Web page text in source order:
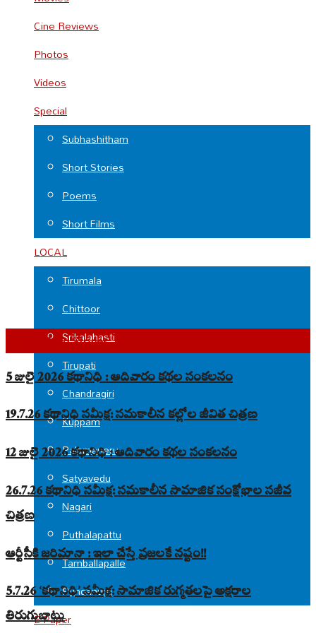
Cine Reviews
Photos
Videos
Special
Subhashitham
Short Stories
Poems
Short Films
LOCAL
Tirumala
Chittoor
Srikalahasti
Tirupati
Chandragiri
Kuppam
Palamaneru
Satyavedu
Nagari
Puthalapattu
Tamballapalle
Punganuru
E-Paper
Top Read Stories
5 జులై 2026 కథానిధి : ఆదివారం కథల సంకలనం
19.7.26 కథానిధి సమీక్ష: సమకాలీన కల్లోల జీవిత చిత్రణ
12 జులై 2026 కథానిధి : ఆదివారం కథల సంకలనం
26.7.26 కథానిధి సమీక్ష: సమకాలీన సామాజిక సంక్షోభాల సజీవ
చిత్రణ
ఆర్టీసీకి జరిమానా : ఇలా చేస్తే ప్రజలకే నష్టం!!
5.7.26 ‘కథానిధి’ సమీక్ష: సామాజిక రుగ్మతలపై అక్షరాల
తిరుగుబాటు